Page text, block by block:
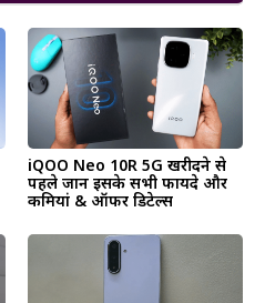
iQOO Neo 10R 5G खरीदने से
पहले जानें इसके सभी फायदे और
कमियां & ऑफर डिटेल्स